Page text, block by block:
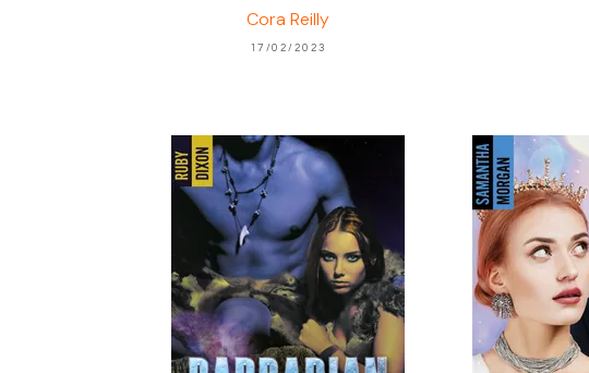
Cora Reilly
17/02/2023